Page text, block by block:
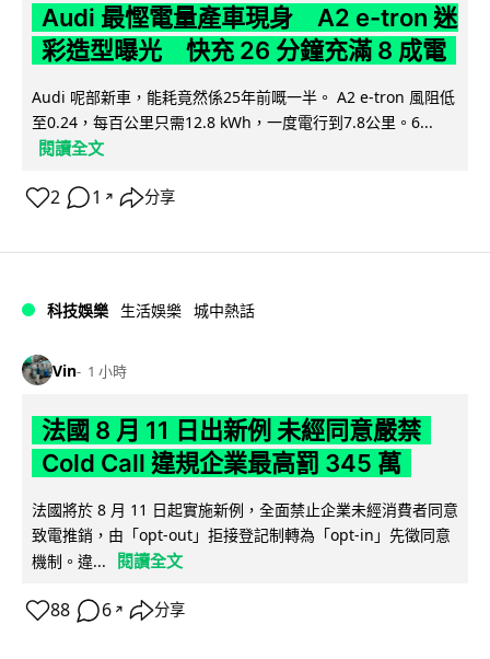
Audi 最慳電量產車現身 A2 e-tron 迷
彩造型曝光 快充 26 分鐘充滿 8 成電
Audi 呢部新車，能耗竟然係25年前嘅一半。 A2 e-tron 風阻低
至0.24，每百公里只需12.8 kWh，一度電行到7.8公里。6...
閱讀全文
2 1 ↗ 分享
科技娛樂 生活娛樂 城中熱話
Vin 1 小時
法國 8 月 11 日出新例 未經同意嚴禁
Cold Call 違規企業最高罰 345 萬
法國將於 8 月 11 日起實施新例，全面禁止企業未經消費者同意
致電推銷，由「opt-out」拒接登記制轉為「opt-in」先徵同意
機制。違...
閱讀全文
88 6 ↗ 分享